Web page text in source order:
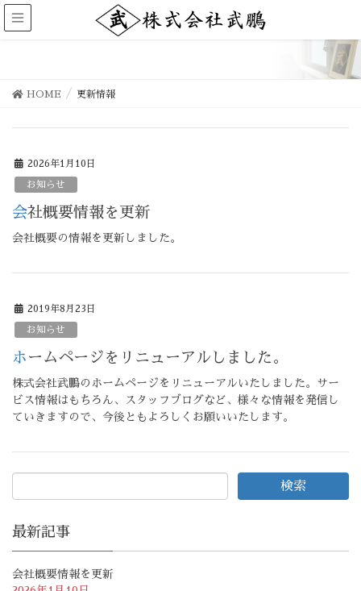
HOME 更新情報
2026年1月10日
お知らせ
会社概要情報を更新
会社概要の情報を更新しました。
2019年8月23日
お知らせ
ホームページをリニューアルしました。
株式会社武鵬のホームページをリニューアルいたしました。サー
ビス情報はもちろん、スタッフブログなど、様々な情報を発信し
ていきますので、今後ともよろしくお願いいたします。
最新記事
会社概要情報を更新